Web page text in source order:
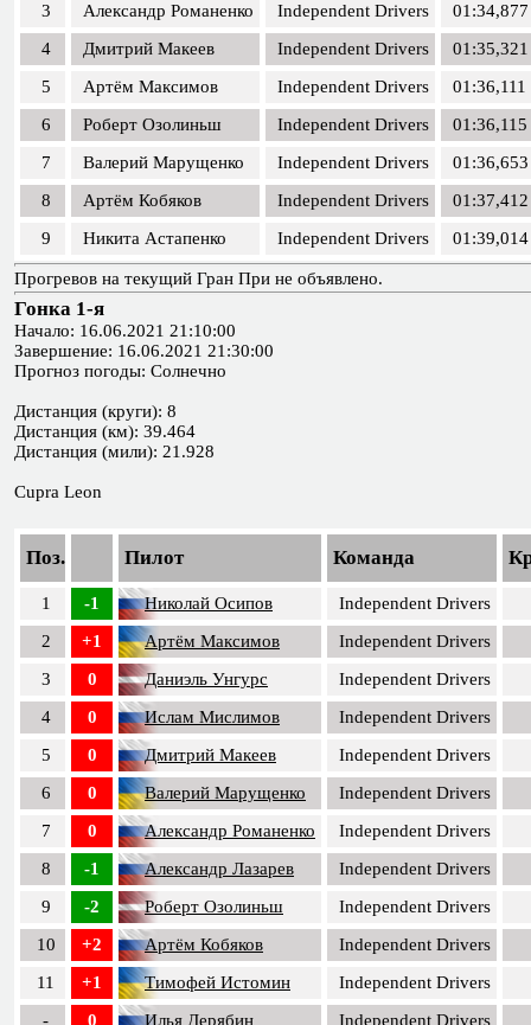
3
Александр Романенко Independent Drivers
01:34,877
4
Дмитрий Макеев Independent Drivers
01:35,321
5
Артём Максимов Independent Drivers
01:36,111
6
Роберт Озолиньш Independent Drivers
01:36,115
7
Валерий Марущенко Independent Drivers
01:36,653
8
Артём Кобяков Independent Drivers
01:37,412
9
Никита Астапенко Independent Drivers 01:39,014
Прогревов на текущий Гран При не объявлено.
Гонка 1-я
Начало: 16.06.2021 21:10:00
Завершение: 16.06.2021 21:30:00
Прогноз погоды: Солнечно
Дистанция (круги): 8
Дистанция (км): 39.464
Дистанция (мили): 21.928
Cupra Leon
Поз. Пилот Команда
1 -1 Николай Осипов
Independent Drivers
2
+1 Артём Максимов
Independent Drivers
3
0 Даниэль Унгурс
Independent Drivers
4
0 Ислам Мислимов
Independent Drivers
5
0 Дмитрий Макеев
Independent Drivers
6
0 Валерий Марущенко
Independent Drivers
7
0 Александр Романенко
Independent Drivers
8
-1 Александр Лазарев
Independent Drivers
9
-2 Роберт Озолиньш
Independent Drivers
10
+2 Артём Кобяков
Independent Drivers
11
+1 Тимофей Истомин
Independent Drivers
-
0 Илья Дерябин Independent Drivers